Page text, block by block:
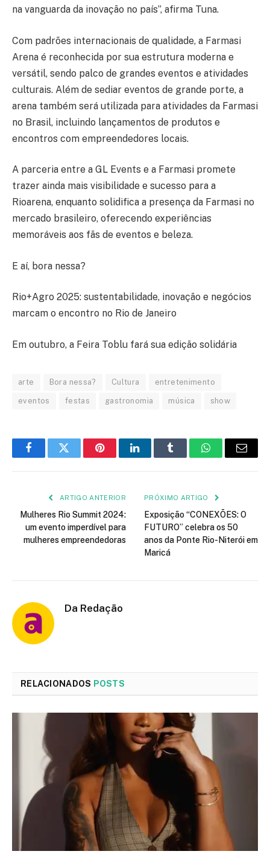
na vanguarda da inovação no país”, afirma Tuna.
Com padrões internacionais de qualidade, a Farmasi
Arena é reconhecida por sua estrutura moderna e
versátil, sendo palco de grandes eventos e atividades
culturais. Além de sediar eventos de grande porte, a
arena também será utilizada para atividades da Farmasi
no Brasil, incluindo lançamentos de produtos e
encontros com empreendedores locais.
A parceria entre a GL Events e a Farmasi promete
trazer ainda mais visibilidade e sucesso para a
Rioarena, enquanto solidifica a presença da Farmasi no
mercado brasileiro, oferecendo experiências
memoráveis aos fãs de eventos e beleza.
E aí, bora nessa?
Rio+Agro 2025: sustentabilidade, inovação e negócios
marcam o encontro no Rio de Janeiro
Em outubro, a Feira Toblu fará sua edição solidária
arte Bora nessa? Cultura entretenimento
eventos festas gastronomia música show
FacebookTwitter PinterestLinkedInTumblr WhatsApp
E-
ARTIGO ANTERIOR
Mulheres Rio Summit 2024:
um evento imperdível para
mulheres empreendedoras
PRÓXIMO ARTIGO
Exposição “CONEXÕES: O
FUTURO” celebra os 50
anos da Ponte Rio-Niterói em
Maricá
Da Redação
RELACIONADOS POSTS